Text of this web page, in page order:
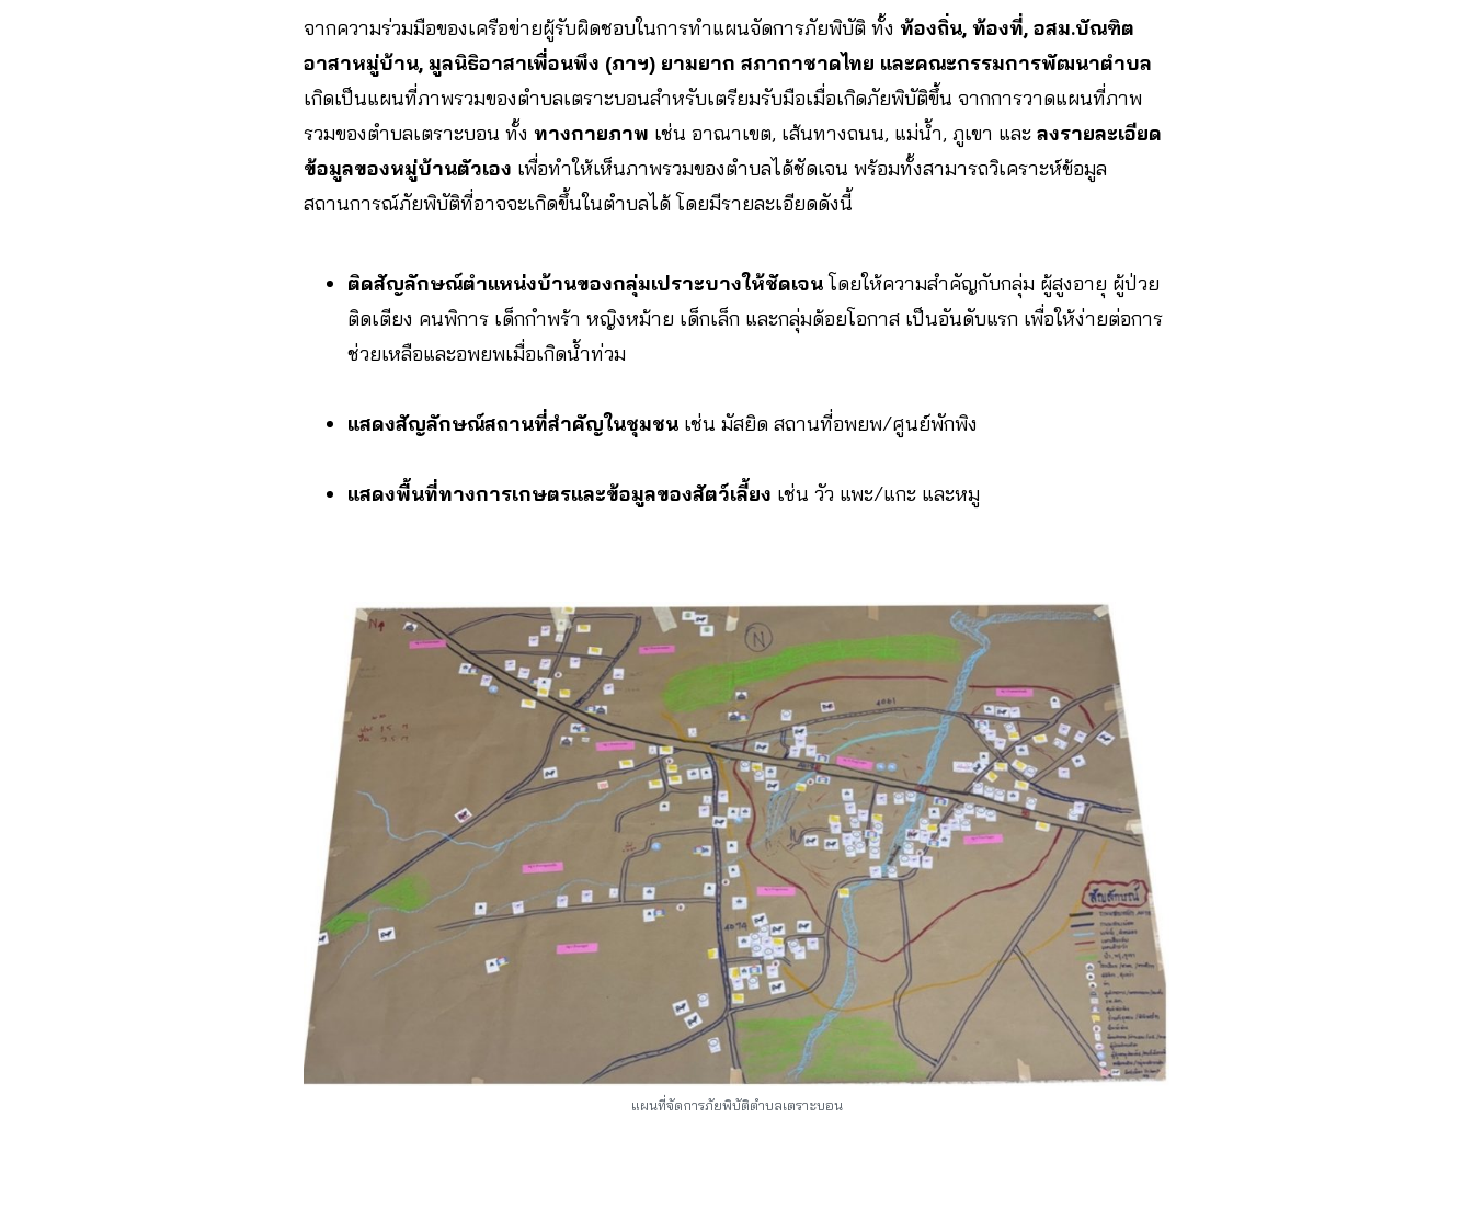
จากความร่วมมือของเครือข่ายผู้รับผิดชอบในการทำแผนจัดการภัยพิบัติ ทั้ง ท้องถิ่น, ท้องที่, อสม.บัณฑิต
อาสาหมู่บ้าน, มูลนิธิอาสาเพื่อนพึง (ภาฯ) ยามยาก สภากาชาดไทย และคณะกรรมการพัฒนาตำบล
เกิดเป็นแผนที่ภาพรวมของตำบลเตราะบอนสำหรับเตรียมรับมือเมื่อเกิดภัยพิบัติขึ้น จากการวาดแผนที่ภาพ
รวมของตำบลเตราะบอน ทั้ง ทางกายภาพ เช่น อาณาเขต, เส้นทางถนน, แม่น้ำ, ภูเขา และ ลงรายละเอียด
ข้อมูลของหมู่บ้านตัวเอง เพื่อทำให้เห็นภาพรวมของตำบลได้ชัดเจน พร้อมทั้งสามารถวิเคราะห์ข้อมูล
สถานการณ์ภัยพิบัติที่อาจจะเกิดขึ้นในตำบลได้ โดยมีรายละเอียดดังนี้
ติดสัญลักษณ์ตำแหน่งบ้านของกลุ่มเปราะบางให้ชัดเจนโดยให้ความสำคัญกับกลุ่ม ผู้สูงอายุ ผู้ป่วย
ติดเตียง คนพิการ เด็กกำพร้า หญิงหม้าย เด็กเล็ก และกลุ่มด้อยโอกาส เป็นอันดับแรก เพื่อให้ง่ายต่อการ
ช่วยเหลือและอพยพเมื่อเกิดน้ำท่วม
แสดงสัญลักษณ์สถานที่สำคัญในชุมชน เช่น มัสยิด สถานที่อพยพ/ศูนย์พักพิง
แสดงพื้นที่ทางการเกษตรและข้อมูลของสัตว์เลี้ยง เช่น วัว แพะ/แกะ และหมู
แผนที่จัดการภัยพิบัติตำบลเตราะบอน